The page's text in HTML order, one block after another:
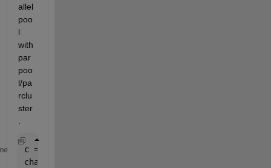
allel
poo
l
with
par
poo
l/pa
rclu
ster
c = parcluster();
chanExtractPool = parpool(c, 20);